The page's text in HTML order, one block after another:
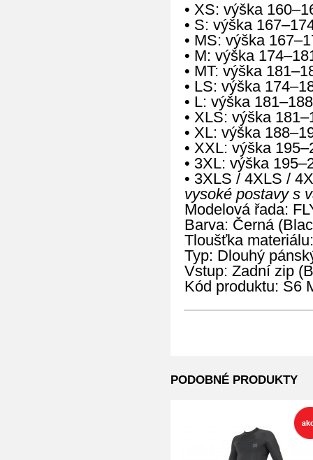
• XS: výška
• S: výška
• MS: výška
• M: výška
• MT: výška
• LS: výška
• L: výška
• XLS: výška
• XL: výška
• XXL: výška
• 3XL: výška
• 3XLS / 4XLS /
vysoké postavy s
Modelová řada:
Barva: Černá
Tloušťka
Typ: Dlouhý
Vstup: Zadní zip
Kód produktu: S6
PODOBNÉ PRODUKTY